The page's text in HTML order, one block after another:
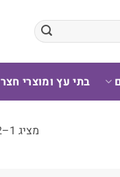
בתי עץ ומוצרי חצר
מציג 1–12 מתוך 23 תוצאות